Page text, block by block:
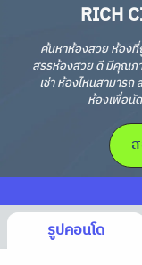
RICH
ค้นหาห้องสวย ห้องที่
สรรห้องสวย ดี มีคุณภ
เช่า ห้องไหนสามาร
ห้องเพื่อนั
รูปคอนโด